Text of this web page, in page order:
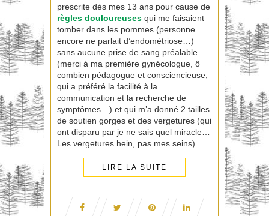
prescrite dès mes 13 ans pour cause de
règles douloureuses qui me faisaient
tomber dans les pommes (personne
encore ne parlait d’endométriose…)
sans aucune prise de sang préalable
(merci à ma première gynécologue, ô
combien pédagogue et consciencieuse,
qui a préféré la facilité à la
communication et la recherche de
symptômes…) et qui m’a donné 2 tailles
de soutien gorges et des vergetures (qui
ont disparu par je ne sais quel miracle…
Les vergetures hein, pas mes seins).
LIRE LA SUITE